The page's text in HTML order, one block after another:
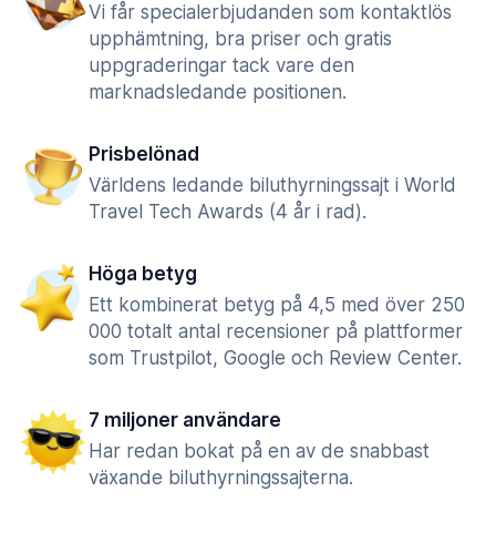
Vi får specialerbjudanden som kontaktlös
upphämtning, bra priser och gratis
uppgraderingar tack vare den
marknadsledande positionen.
Prisbelönad
Världens ledande biluthyrningssajt i World
Travel Tech Awards (4 år i rad).
Höga betyg
Ett kombinerat betyg på 4,5 med över 250
000 totalt antal recensioner på plattformer
som Trustpilot, Google och Review Center.
7 miljoner användare
Har redan bokat på en av de snabbast
växande biluthyrningssajterna.